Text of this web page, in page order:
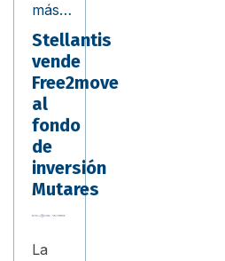
más…
Stellantis
vende
Free2move
al
fondo
de
inversión
Mutares
La